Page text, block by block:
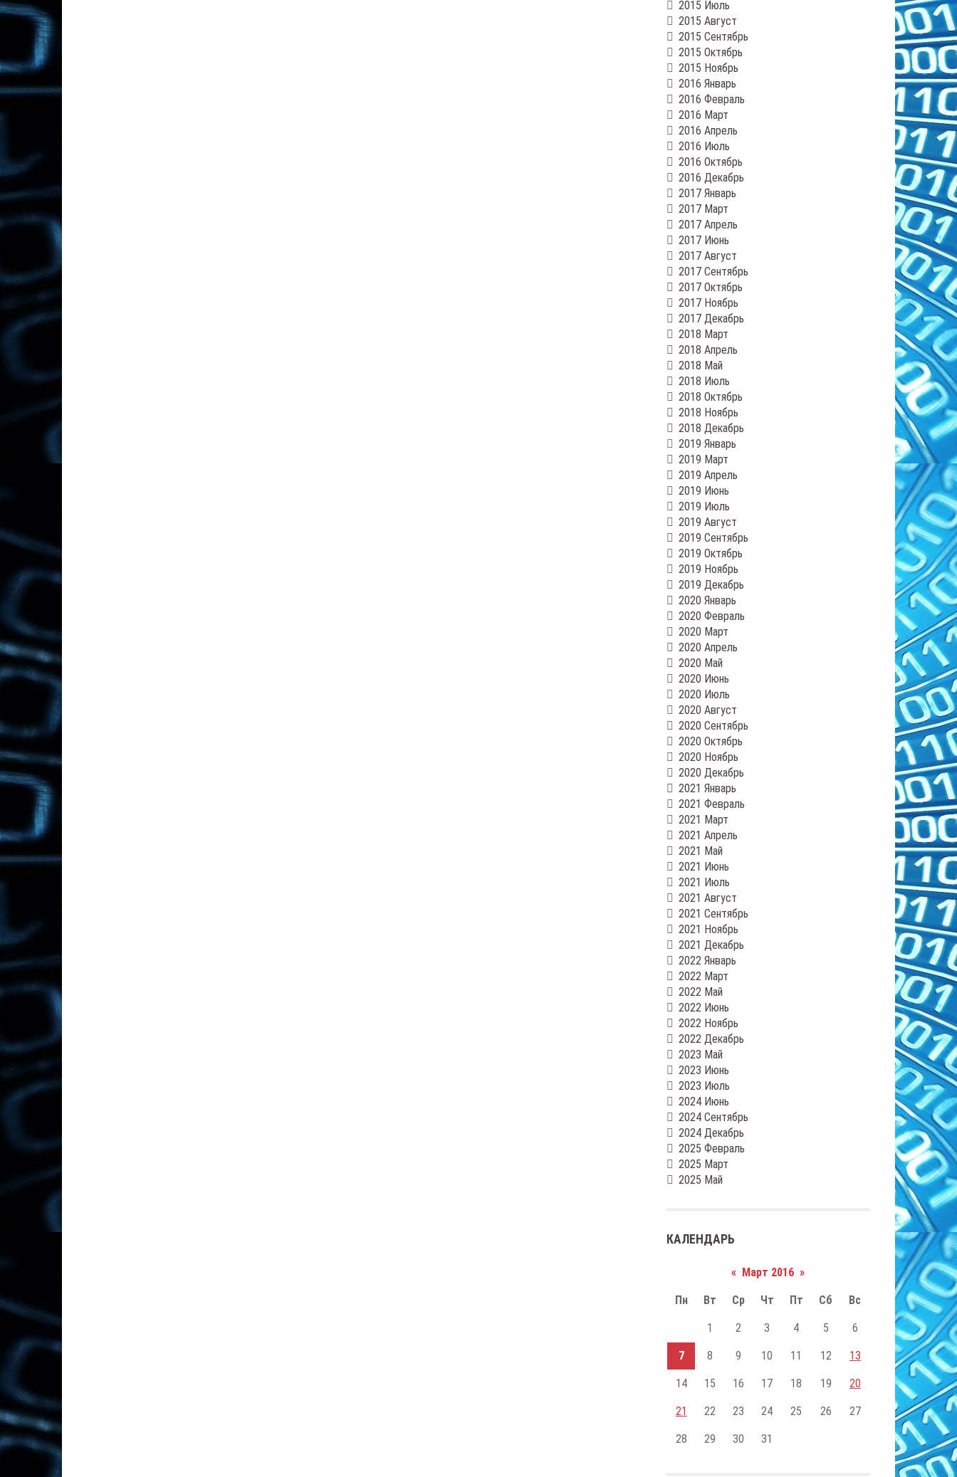
2015 Июль
2015 Август
2015 Сентябрь
2015 Октябрь
2015 Ноябрь
2016 Январь
2016 Февраль
2016 Март
2016 Апрель
2016 Июль
2016 Октябрь
2016 Декабрь
2017 Январь
2017 Март
2017 Апрель
2017 Июнь
2017 Август
2017 Сентябрь
2017 Октябрь
2017 Ноябрь
2017 Декабрь
2018 Март
2018 Апрель
2018 Май
2018 Июль
2018 Октябрь
2018 Ноябрь
2018 Декабрь
2019 Январь
2019 Март
2019 Апрель
2019 Июнь
2019 Июль
2019 Август
2019 Сентябрь
2019 Октябрь
2019 Ноябрь
2019 Декабрь
2020 Январь
2020 Февраль
2020 Март
2020 Апрель
2020 Май
2020 Июнь
2020 Июль
2020 Август
2020 Сентябрь
2020 Октябрь
2020 Ноябрь
2020 Декабрь
2021 Январь
2021 Февраль
2021 Март
2021 Апрель
2021 Май
2021 Июнь
2021 Июль
2021 Август
2021 Сентябрь
2021 Ноябрь
2021 Декабрь
2022 Январь
2022 Март
2022 Май
2022 Июнь
2022 Ноябрь
2022 Декабрь
2023 Май
2023 Июнь
2023 Июль
2024 Июнь
2024 Сентябрь
2024 Декабрь
2025 Февраль
2025 Март
2025 Май
КАЛЕНДАРЬ
« Март 2016 »
Пн Вт Ср Чт Пт Сб Вс
1 2 3 4 5 6
7 8 9 10 11 12 13
14 15 16 17 18 19 20
21 22 23 24 25 26 27
28 29 30 31